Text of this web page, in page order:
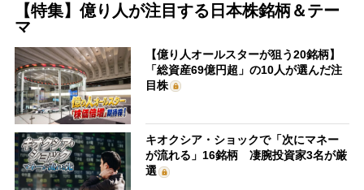
【特集】億り人が注目する日本株銘柄＆テー
マ
【億り人オールスターが狙う20銘柄】
「総資産69億円超」の10人が選んだ注
目株
キオクシア・ショックで「次にマネー
が流れる」16銘柄 凄腕投資家3名が厳
選